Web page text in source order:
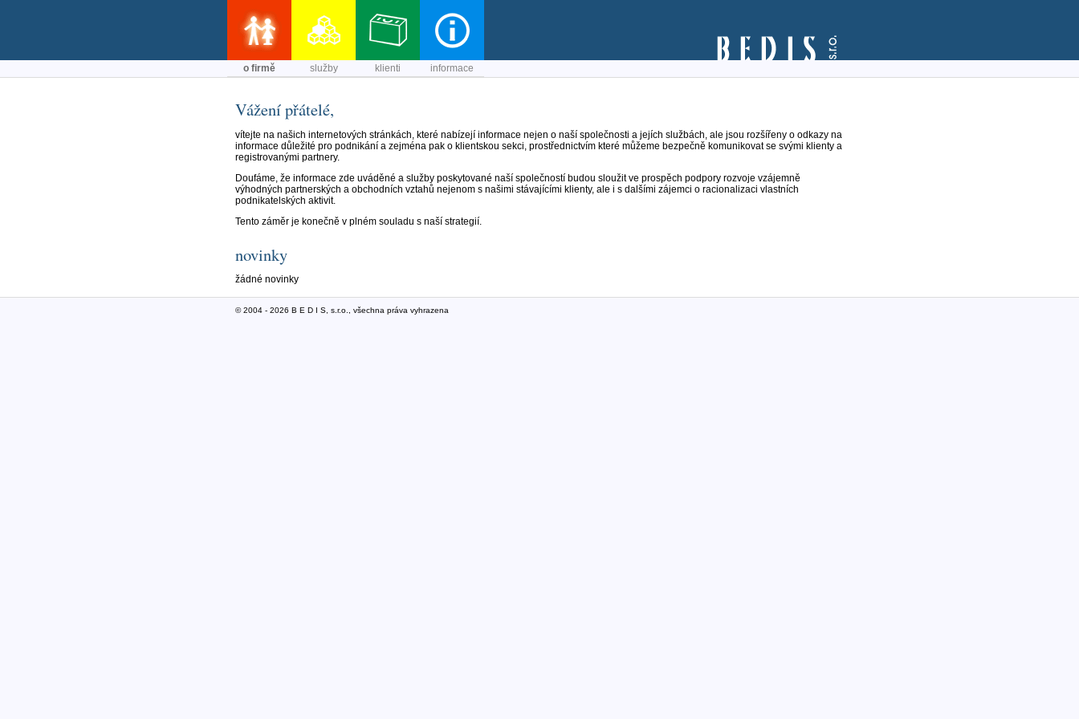
Vážení přátelé,
vítejte na našich internetových stránkách, které nabízejí informace nejen o naší společnosti a jejích službách, ale jsou rozšířeny o odkazy na
informace důležité pro podnikání a zejména pak o klientskou sekci, prostřednictvím které můžeme bezpečně komunikovat se svými klienty a
registrovanými partnery.
Doufáme, že informace zde uváděné a služby poskytované naší společností budou sloužit ve prospěch podpory rozvoje vzájemně
výhodných partnerských a obchodních vztahů nejenom s našimi stávajícími klienty, ale i s dalšími zájemci o racionalizaci vlastních
podnikatelských aktivit.
Tento záměr je konečně v plném souladu s naší strategií.
novinky
žádné novinky
© 2004 - 2026 B E D I S, s.r.o., všechna práva vyhrazena
o firmě služby klienti informace